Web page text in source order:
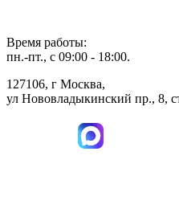
Время работы:
пн.-пт., с 09:00 - 18:00.
127106, г Москва,
ул Нововладыкинский пр., 8,